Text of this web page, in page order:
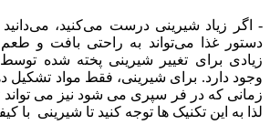
- اگر زیاد شیرینی درست می‌کنید،
دستور غذا می‌تواند به راحتی بافت و طعم
زیادی برای تغییر شیرینی پخته شده
وجود دارد. برای شیرینی، فقط مواد تشکیل
زمانی که در فر سپری می شود نیز می تواند
لذا به این تکنیک ها توجه کنید تا شیرینی با